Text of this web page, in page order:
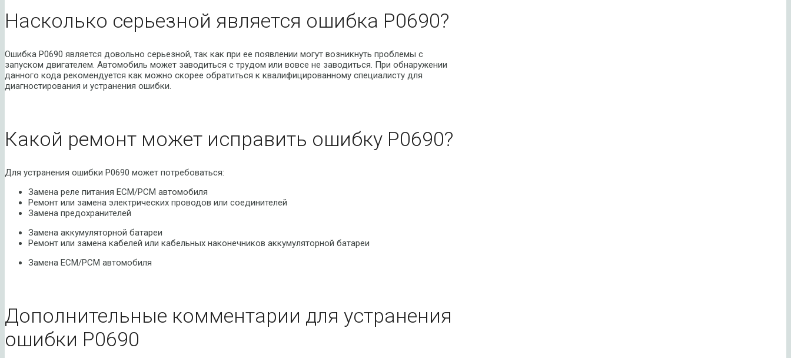
Насколько серьезной является ошибка P0690?
Ошибка P0690 является довольно серьезной, так как при ее появлении могут возникнуть проблемы с
запуском двигателем. Автомобиль может заводиться с трудом или вовсе не заводиться. При обнаружении
данного кода рекомендуется как можно скорее обратиться к квалифицированному специалисту для
диагностирования и устранения ошибки.
Какой ремонт может исправить ошибку P0690?
Для устранения ошибки P0690 может потребоваться:
Замена реле питания ECM/PCM автомобиля
Ремонт или замена электрических проводов или соединителей
Замена предохранителей
Замена аккумуляторной батареи
Ремонт или замена кабелей или кабельных наконечников аккумуляторной батареи
Замена ECM/PCM автомобиля
Дополнительные комментарии для устранения
ошибки P0690